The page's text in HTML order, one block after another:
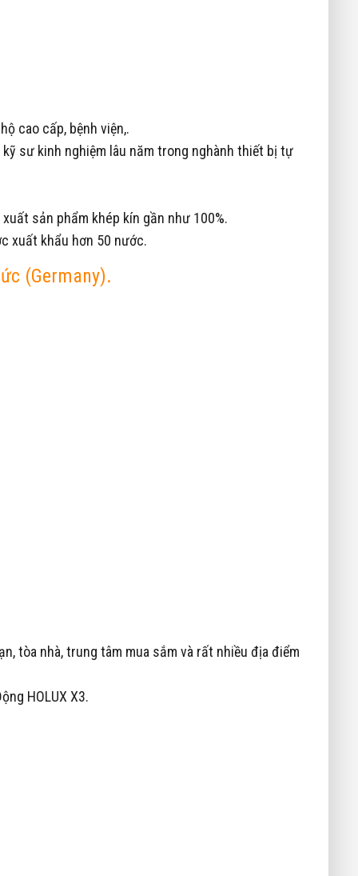
cao cấp, bệnh viện,.
sư kinh nghiệm lâu năm trong nghành thiết bị tự
sản phẩm khép kín gần như 100%.
xuất khẩu hơn 50 nước.
(Germany).
tòa nhà, trung tâm mua sắm và rất nhiều địa điểm
HOLUX X3.